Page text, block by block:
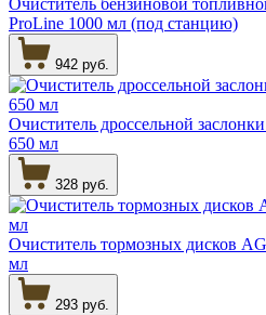
Очиститель бензиновой
ProLine 1000 мл (под станцию)
942 руб.
Очиститель дроссельной
650 мл
328 руб.
Очиститель тормозных дисков
мл
293 руб.